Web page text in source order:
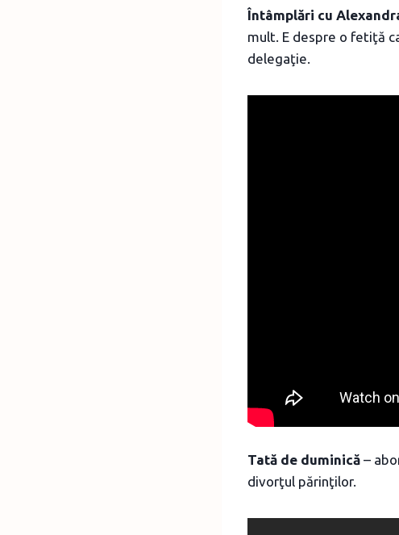
Întâmplări cu
mult. E despre o fetiţă
delegaţie.
Tată de duminică –
divorţul părinţilor.